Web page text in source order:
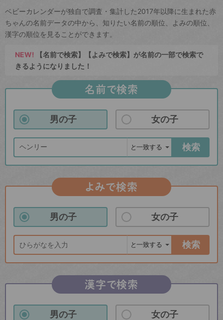
ベビーカレンダーが独自で調査・集計した2017年以降に生まれた赤
ちゃんの名前データの中から、知りたい名前の順位、よみの順位、
漢字の順位を見ることができます。
NEW! 【名前で検索】【よみで検索】が名前の一部で検索で
きるようになりました！
名前で検索
男の子 女の子
検索
よみで検索
男の子 女の子
検索
漢字で検索
男の子 女の子